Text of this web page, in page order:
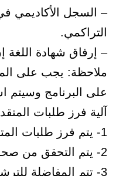
– السجل الأكاديمي
التراكمي.
– إرفاق شهادة
ملاحظة: يجب على
على البرنامج وسيتم
آلية فرز طلبات
1- يتم فرز طلبات المتقدمين بناءاً على استيفاء الشروط أعلاه.
2- يتم التحقق من صحة البيانات المدخلة.
3- تتم المفاضلة